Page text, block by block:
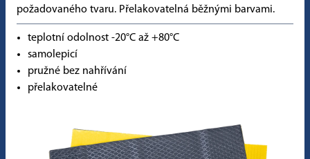
požadovaného tvaru. Přelakovatelná běžnými barvami.
teplotní odolnost -20°C až +80°C
samolepicí
pružné bez nahřívání
přelakovatelné